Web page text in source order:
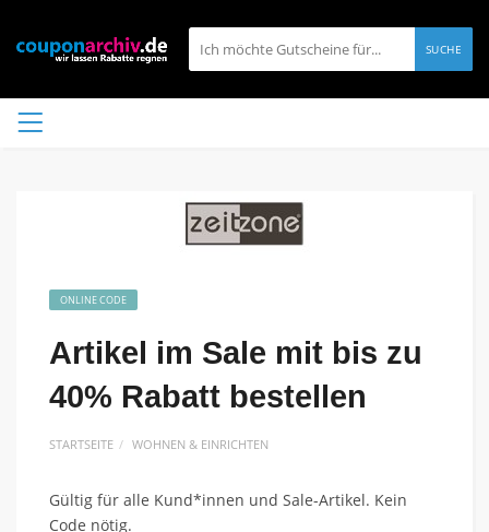
SUCHE
ONLINE CODE
Artikel im Sale mit bis zu
40% Rabatt bestellen
STARTSEITE WOHNEN & EINRICHTEN
Gültig für alle Kund*innen und Sale-Artikel. Kein
Code nötig.